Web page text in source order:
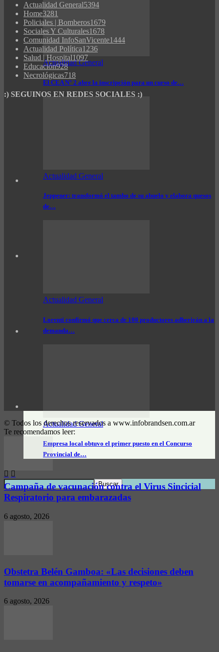
Actualidad General
El CEA N° 2 abre la inscripción para un curso de…
Actualidad General
Jeppener: transformó el tambo de su abuelo y elabora quesos
de…
Actualidad General
Lorenti confirmó que cerca de 100 productores adherirán a la
demanda…
Actualidad General
Empresa local obtuvo el primer puesto en el Concurso
Provincial de…
Actualidad General5394
Home3281
Policiales | Bomberos1679
Sociales Y Culturales1678
Comunidad InfoSanVicente1444
Actualidad Política1236
Salud | Hospital1097
Educación928
Necrológicas718
:) SEGUINOS EN REDES SOCIALES :)
© Todos los derechos reservados a www.infobrandsen.com.ar
Te recomendamos leer:
Campaña de vacunación contra el Virus Sincicial
Respiratorio para embarazadas
6 agosto, 2026
Obstetra Belén Gamboa: «Las decisiones deben
tomarse en acompañamiento y respeto»
6 agosto, 2026